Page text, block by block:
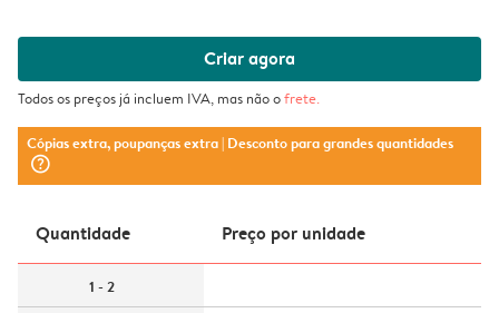
Criar agora
Todos os preços já incluem IVA, mas não ofrete.
Cópias extra, poupanças extra| Desconto para grandes quantidades
question_mark_circle
Quantidade Preço por unidade
1 - 2